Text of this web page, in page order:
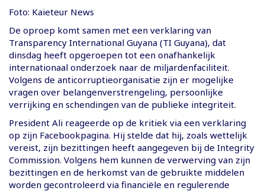
Foto: Kaieteur News
De oproep komt samen met een verklaring van
Transparency International Guyana (TI Guyana), dat
dinsdag heeft opgeroepen tot een onafhankelijk
internationaal onderzoek naar de miljardenfaciliteit.
Volgens de anticorruptieorganisatie zijn er mogelijke
vragen over belangenverstrengeling, persoonlijke
verrijking en schendingen van de publieke integriteit.
President Ali reageerde op de kritiek via een verklaring
op zijn Facebookpagina. Hij stelde dat hij, zoals wettelijk
vereist, zijn bezittingen heeft aangegeven bij de Integrity
Commission. Volgens hem kunnen de verwerving van zijn
bezittingen en de herkomst van de gebruikte middelen
worden gecontroleerd via financiële en regulerende